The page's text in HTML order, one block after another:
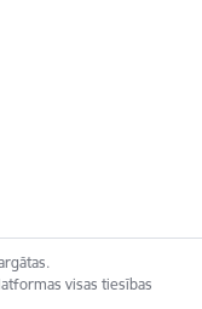
visas tiesības